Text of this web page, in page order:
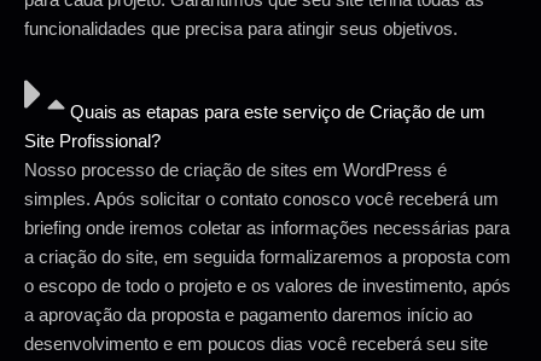
funcionalidades que precisa para atingir seus objetivos.
Quais as etapas para este serviço de Criação de um
Site Profissional?
Nosso processo de criação de sites em WordPress é
simples. Após solicitar o contato conosco você receberá um
briefing onde iremos coletar as informações necessárias para
a criação do site, em seguida formalizaremos a proposta com
o escopo de todo o projeto e os valores de investimento, após
a aprovação da proposta e pagamento daremos início ao
desenvolvimento e em poucos dias você receberá seu site